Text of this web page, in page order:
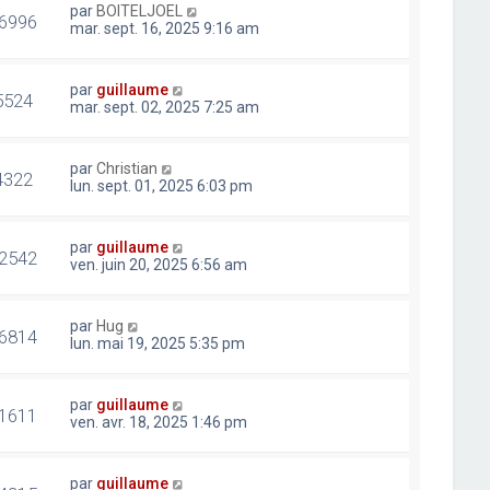
par BOITELJOEL
mar. sept. 16, 2025 9:16 am
par guillaume
mar. sept. 02, 2025 7:25 am
parChristian
lun. sept. 01, 2025 6:03 pm
par guillaume
ven. juin 20, 2025 6:56 am
par Hug
lun. mai 19, 2025 5:35 pm
par guillaume
ven. avr. 18, 2025 1:46 pm
par guillaume